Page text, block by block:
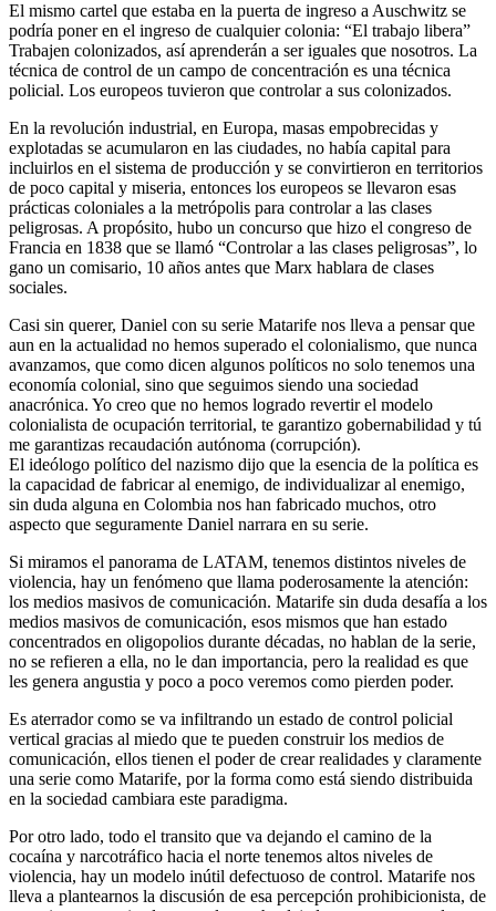
El mismo cartel que estaba en la puerta de ingreso a Auschwitz se
podría poner en el ingreso de cualquier colonia: “El trabajo libera”
Trabajen colonizados, así aprenderán a ser iguales que nosotros. La
técnica de control de un campo de concentración es una técnica
policial. Los europeos tuvieron que controlar a sus colonizados.
En la revolución industrial, en Europa, masas empobrecidas y
explotadas se acumularon en las ciudades, no había capital para
incluirlos en el sistema de producción y se convirtieron en territorios
de poco capital y miseria, entonces los europeos se llevaron esas
prácticas coloniales a la metrópolis para controlar a las clases
peligrosas. A propósito, hubo un concurso que hizo el congreso de
Francia en 1838 que se llamó “Controlar a las clases peligrosas”, lo
gano un comisario, 10 años antes que Marx hablara de clases
sociales.
Casi sin querer, Daniel con su serie Matarife nos lleva a pensar que
aun en la actualidad no hemos superado el colonialismo, que nunca
avanzamos, que como dicen algunos políticos no solo tenemos una
economía colonial, sino que seguimos siendo una sociedad
anacrónica. Yo creo que no hemos logrado revertir el modelo
colonialista de ocupación territorial, te garantizo gobernabilidad y tú
me garantizas recaudación autónoma (corrupción).
El ideólogo político del nazismo dijo que la esencia de la política es
la capacidad de fabricar al enemigo, de individualizar al enemigo,
sin duda alguna en Colombia nos han fabricado muchos, otro
aspecto que seguramente Daniel narrara en su serie.
Si miramos el panorama de LATAM, tenemos distintos niveles de
violencia, hay un fenómeno que llama poderosamente la atención:
los medios masivos de comunicación. Matarife sin duda desafía a los
medios masivos de comunicación, esos mismos que han estado
concentrados en oligopolios durante décadas, no hablan de la serie,
no se refieren a ella, no le dan importancia, pero la realidad es que
les genera angustia y poco a poco veremos como pierden poder.
Es aterrador como se va infiltrando un estado de control policial
vertical gracias al miedo que te pueden construir los medios de
comunicación, ellos tienen el poder de crear realidades y claramente
una serie como Matarife, por la forma como está siendo distribuida
en la sociedad cambiara este paradigma.
Por otro lado, todo el transito que va dejando el camino de la
cocaína y narcotráfico hacia el norte tenemos altos niveles de
violencia, hay un modelo inútil defectuoso de control. Matarife nos
lleva a plantearnos la discusión de esa percepción prohibicionista, de